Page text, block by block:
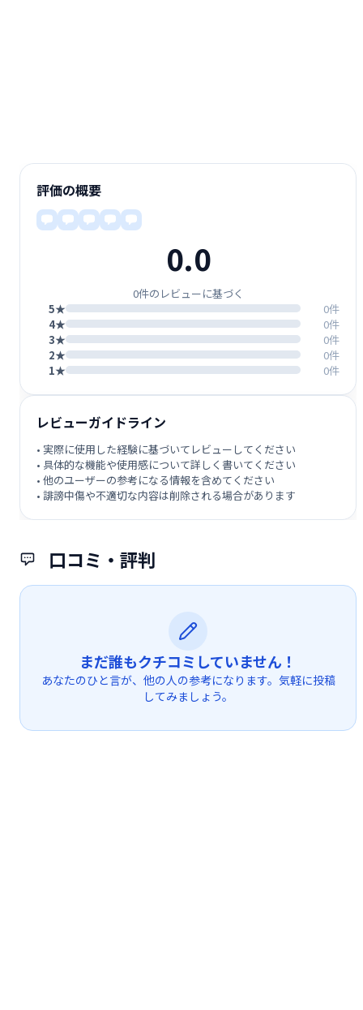
口コミ・評判
まだ誰もクチコミしていません！
あなたのひと言が、他の人の参考になります。気軽に投稿
してみましょう。
評価の概要
0.0
0件のレビューに基づく
5★
0件
4★
0件
3★
0件
2★
0件
1★
0件
レビューガイドライン
• 実際に使用した経験に基づいてレビューしてください
• 具体的な機能や使用感について詳しく書いてください
• 他のユーザーの参考になる情報を含めてください
• 誹謗中傷や不適切な内容は削除される場合があります